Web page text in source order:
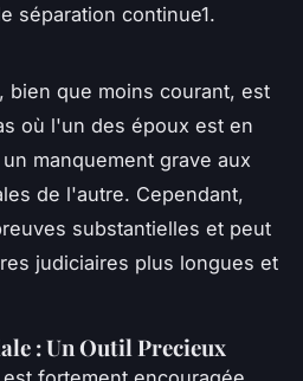
séparation continue1.
, bien que moins courant, est
où l'un des époux est en
manquement grave aux
de l'autre. Cependant,
substantielles et peut
judiciaires plus longues et
: Un Outil Precieux